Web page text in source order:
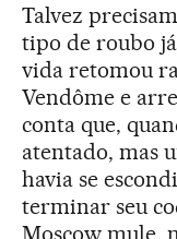
Talvez
tipo de roubo
vida retomou
Vendôme e
conta que,
atentado, mas
havia se
terminar seu
Moscow mule,